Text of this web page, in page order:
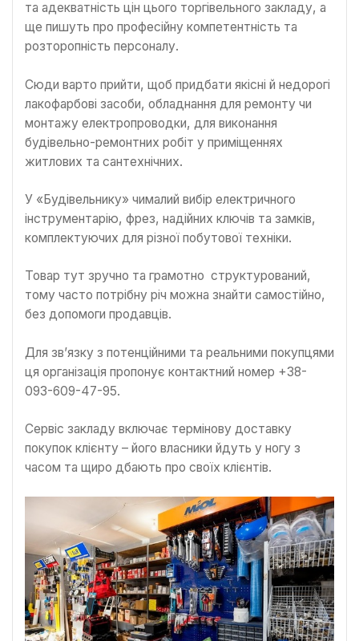
та адекватність цін цього торгівельного закладу, а
ще пишуть про професійну компетентність та
розторопність персоналу.
Сюди варто прийти, щоб придбати якісні й недорогі
лакофарбові засоби, обладнання для ремонту чи
монтажу електропроводки, для виконання
будівельно-ремонтних робіт у приміщеннях
житлових та сантехнічних.
У «Будівельнику» чималий вибір електричного
інструментарію, фрез, надійних ключів та замків,
комплектуючих для різної побутової техніки.
Товар тут зручно та грамотно структурований,
тому часто потрібну річ можна знайти самостійно,
без допомоги продавців.
Для зв’язку з потенційними та реальними покупцями
ця організація пропонує контактний номер +38-
093-609-47-95.
Сервіс закладу включає термінову доставку
покупок клієнту – його власники йдуть у ногу з
часом та щиро дбають про своїх клієнтів.